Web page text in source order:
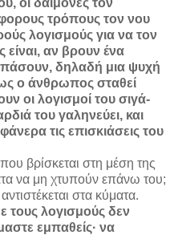
τρόπους τον νου
λογισμούς για να τον
είναι, αν βρουν ένα
δηλαδή μια ψυχή
ο άνθρωπος σταθεί
οι λογισμοί του σιγά-
του γαληνεύει, και
τις επισκιάσεις του
βρίσκεται στη μέση της
να μη χτυπούν επάνω του;
στα κύματα.
τους λογισμούς δεν
εμπαθείς· να